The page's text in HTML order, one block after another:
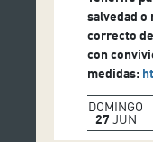
salvedad o
correcto
con
medidas:
DOMINGO
27 JUN